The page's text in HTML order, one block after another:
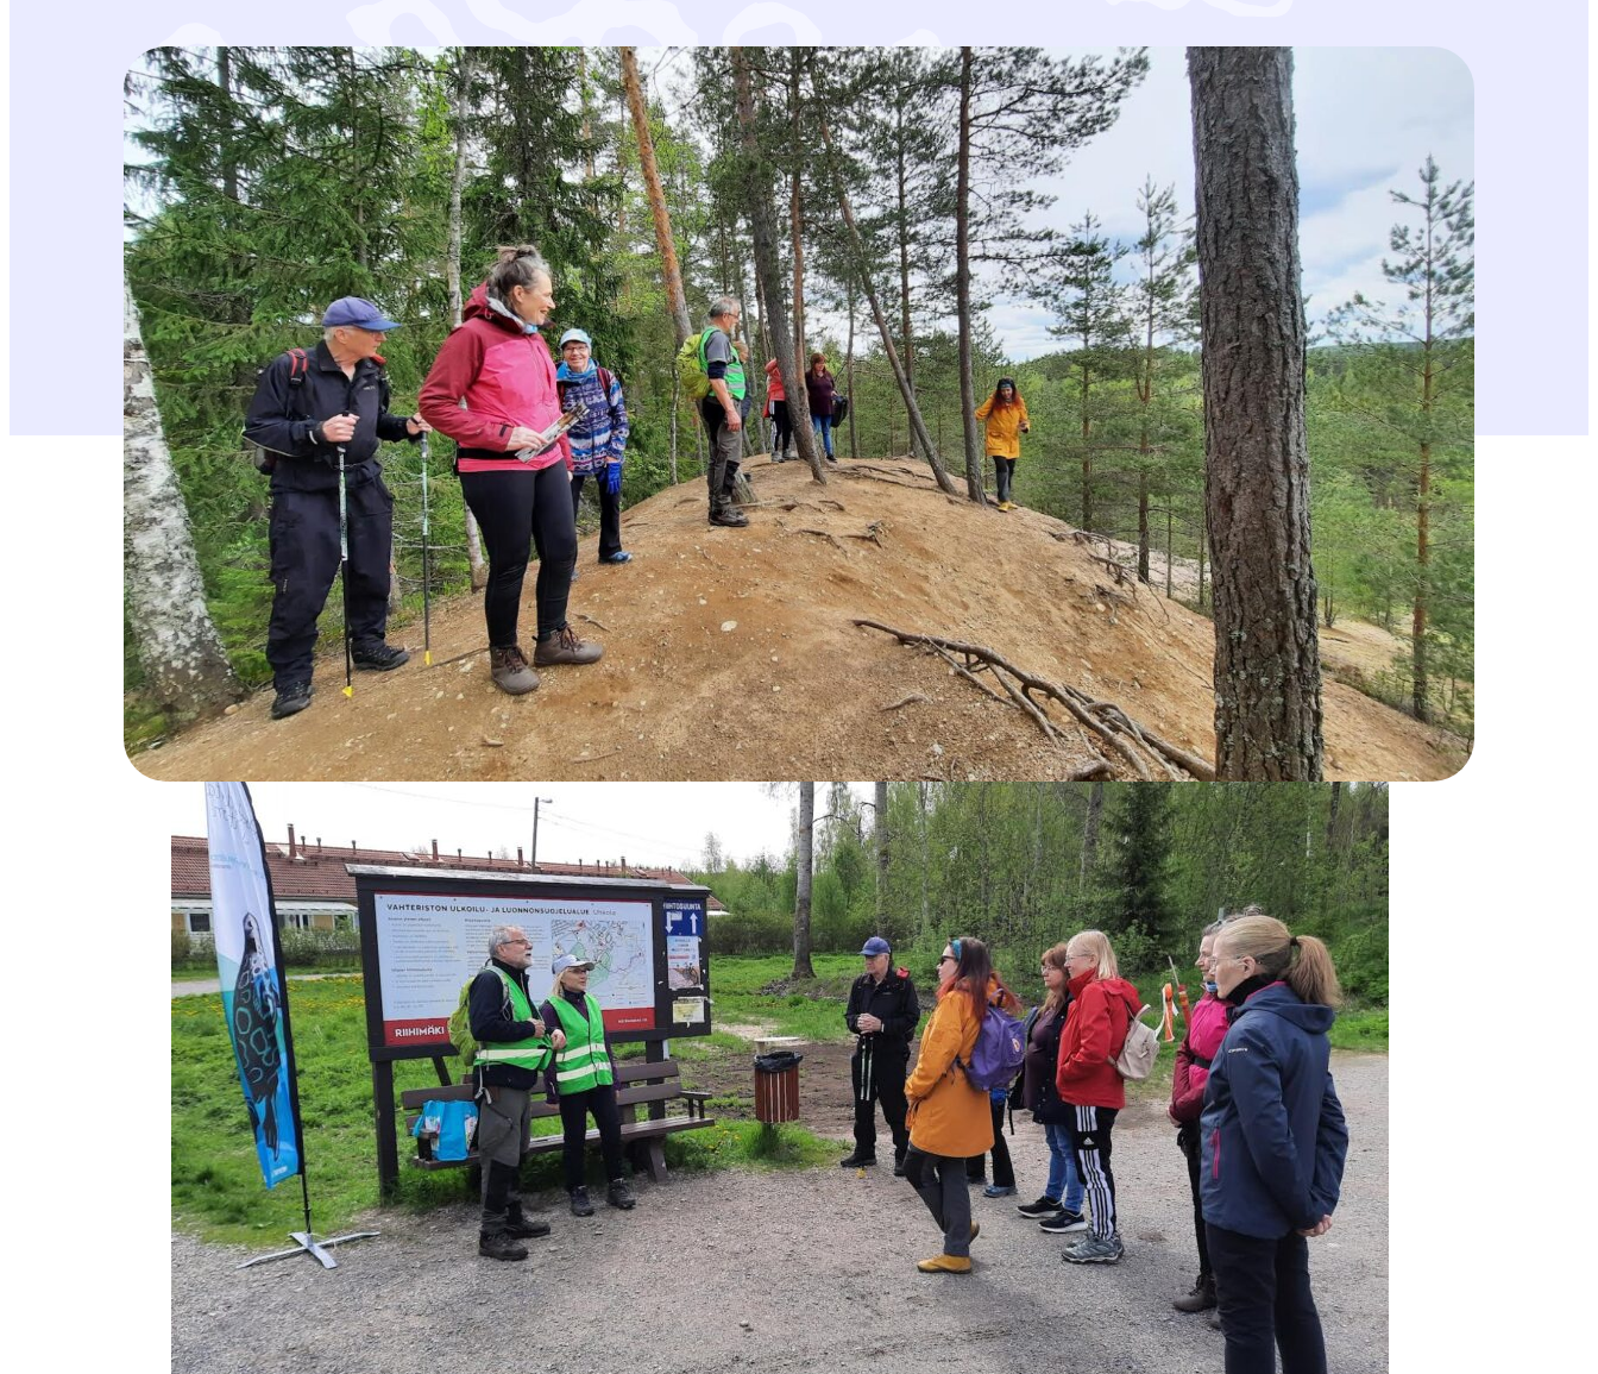
Kuva yllä: Kirsi-Marja Virtanen
Luonnonsuojeluyhdistyksen 50-vuotisjuhlaretki ja Vahteriston suojeluesityksen 20-vuotisjularetki toteutui vehreän kevään syleilyssä 24.5.2025
.
Retkeä vetivät yhdistyksen puheenjohtaja Tarja Heikkonen, joka oli mukana suojelualueen syntymisen alkutaipaleella, sekä yrttien tuntija ja
retkivastaava Mikko Kalliokoski.